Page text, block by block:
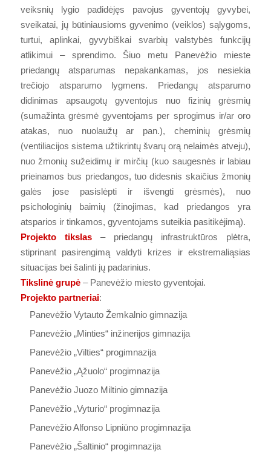
veiksnių lygio padidėjęs pavojus gyventojų gyvybei,
sveikatai, jų būtiniausioms gyvenimo (veiklos) sąlygoms,
turtui, aplinkai, gyvybiškai svarbių valstybės funkcijų
atlikimui – sprendimo. Šiuo metu Panevėžio mieste
priedangų atsparumas nepakankamas, jos nesiekia
trečiojo atsparumo lygmens. Priedangų atsparumo
didinimas apsaugotų gyventojus nuo fizinių grėsmių
(sumažinta grėsmė gyventojams per sprogimus ir/ar oro
atakas, nuo nuolaužų ar pan.), cheminių grėsmių
(ventiliacijos sistema užtikrintų švarų orą nelaimės atveju),
nuo žmonių sužeidimų ir mirčių (kuo saugesnės ir labiau
prieinamos bus priedangos, tuo didesnis skaičius žmonių
galės jose pasislėpti ir išvengti grėsmės), nuo
psichologinių baimių (žinojimas, kad priedangos yra
atsparios ir tinkamos, gyventojams suteikia pasitikėjimą).
Projekto tikslas – priedangų infrastruktūros plėtra,
stiprinant pasirengimą valdyti krizes ir ekstremaliąsias
situacijas bei šalinti jų padarinius.
Tikslinė grupė – Panevėžio miesto gyventojai.
Projekto partneriai:
Panevėžio Vytauto Žemkalnio gimnazija
Panevėžio „Minties“ inžinerijos gimnazija
Panevėžio „Vilties“ progimnazija
Panevėžio „Ąžuolo“ progimnazija
Panevėžio Juozo Miltinio gimnazija
Panevėžio „Vyturio“ progimnazija
Panevėžio Alfonso Lipniūno progimnazija
Panevėžio „Šaltinio“ progimnazija